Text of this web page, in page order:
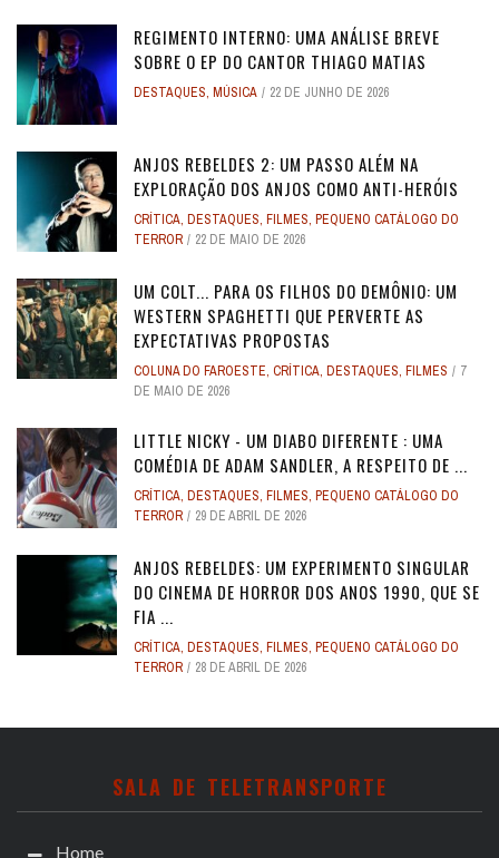
REGIMENTO INTERNO: UMA ANÁLISE BREVE
SOBRE O EP DO CANTOR THIAGO MATIAS
DESTAQUES, MÚSICA 22 DE JUNHO DE 2026
ANJOS REBELDES 2: UM PASSO ALÉM NA
EXPLORAÇÃO DOS ANJOS COMO ANTI-HERÓIS
CRÍTICA, DESTAQUES, FILMES, PEQUENO CATÁLOGO DO
TERROR
22 DE MAIO DE 2026
UM COLT... PARA OS FILHOS DO DEMÔNIO: UM
WESTERN SPAGHETTI QUE PERVERTE AS
EXPECTATIVAS PROPOSTAS
COLUNA DO FAROESTE, CRÍTICA, DESTAQUES, FILMES
7
DE MAIO DE 2026
LITTLE NICKY - UM DIABO DIFERENTE : UMA
COMÉDIA DE ADAM SANDLER, A RESPEITO DE ...
CRÍTICA, DESTAQUES, FILMES, PEQUENO CATÁLOGO DO
TERROR
29 DE ABRIL DE 2026
ANJOS REBELDES: UM EXPERIMENTO SINGULAR
DO CINEMA DE HORROR DOS ANOS 1990, QUE SE
FIA ...
CRÍTICA, DESTAQUES, FILMES, PEQUENO CATÁLOGO DO
TERROR
28 DE ABRIL DE 2026
SALA DE TELETRANSPORTE
Home